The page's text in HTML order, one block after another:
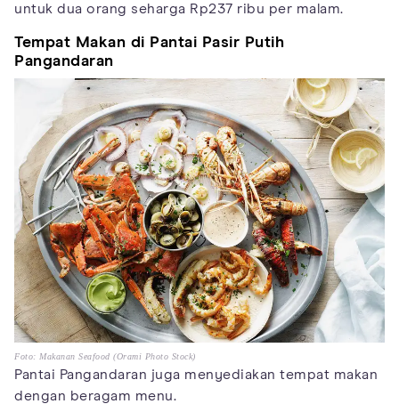
untuk dua orang seharga Rp237 ribu per malam.
Tempat Makan di Pantai Pasir Putih
Pangandaran
Foto: Makanan Seafood (Orami Photo Stock)
Pantai Pangandaran juga menyediakan tempat makan
dengan beragam menu.